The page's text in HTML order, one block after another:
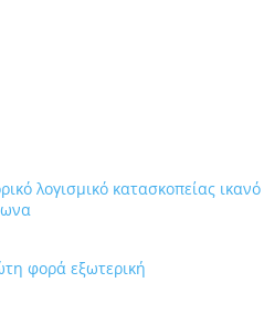
λογισμικό κατασκοπείας ικανό
φορά εξωτερική